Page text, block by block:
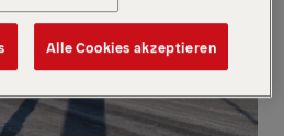
Alle Cookies akzeptieren